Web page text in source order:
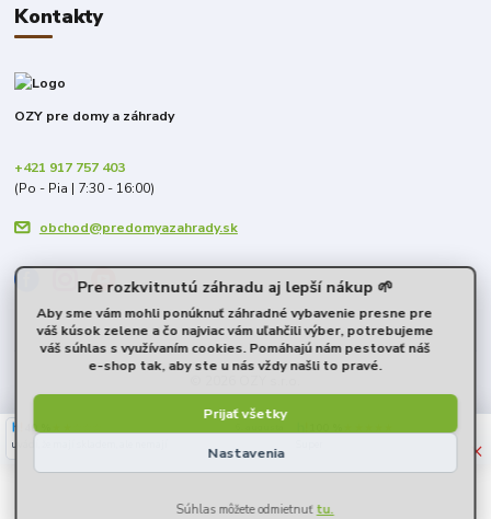
Kontakty
OZY pre domy a záhrady
+421 917 757 403
(Po - Pia | 7:30 - 16:00)
obchod@predomyazahrady.sk
Pre rozkvitnutú záhradu aj lepší nákup 🌱
Aby sme vám mohli ponúknuť záhradné vybavenie presne pre
váš kúsok zelene a čo najviac vám uľahčili výber, potrebujeme
váš súhlas s využívaním cookies. Pomáhajú nám pestovať náš
e-shop tak, aby ste u nás vždy našli to pravé.
Nastavenia
Prijať všetky
×
40 %
uvádí, že mají skladem, ale nemají